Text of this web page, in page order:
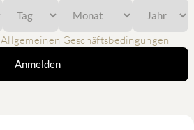
Allgemeinen Geschäftsbedingungen
Anmelden